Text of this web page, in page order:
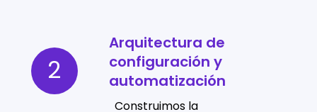
2
Arquitectura de
configuración y
automatización
Construimos la
Arquitectura
de
configuración